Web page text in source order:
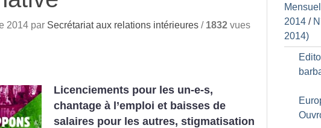
2014 par Secrétariat aux relations intérieures / 1832 vues
Licenciements pour les un-e-s,
chantage à l’emploi et baisses de
salaires pour les autres, stigmatisation
2014 /
2014)